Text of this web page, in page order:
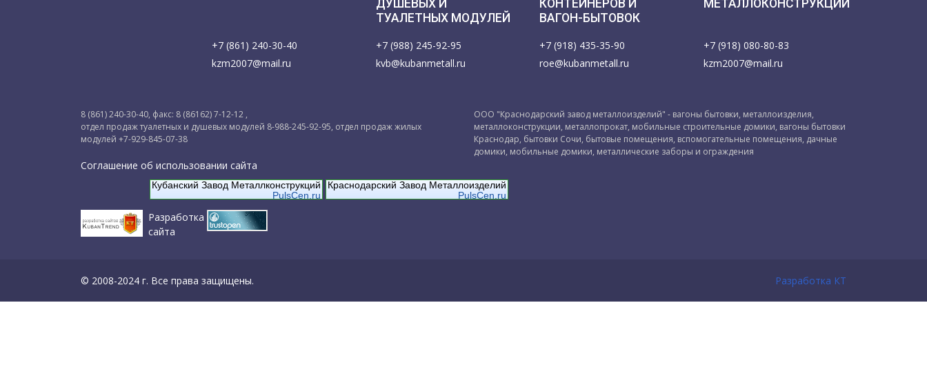
+7 (861) 240-30-40
kzm2007@mail.ru
ДУШЕВЫХ И
ТУАЛЕТНЫХ МОДУЛЕЙ
+7 (988) 245-92-95
kvb@kubanmetall.ru
КОНТЕЙНЕРОВ И
ВАГОН-БЫТОВОК
+7 (918) 435-35-90
roe@kubanmetall.ru
МЕТАЛЛОКОНСТРУКЦИЙ
+7 (918) 080-80-83
kzm2007@mail.ru
8 (861) 240-30-40, факс: 8 (86162) 7-12-12 ,
отдел продаж туалетных и душевых модулей 8-988-245-92-95, отдел продаж жилых
модулей +7-929-845-07-38
Соглашение об использовании сайта
ООО "Краснодарский завод металлоизделий" - вагоны бытовки, металлоизделия,
металлоконструкции, металлопрокат, мобильные строительные домики, вагоны бытовки
Краснодар, бытовки Сочи, бытовые помещения, вспомогательные помещения, дачные
домики, мобильные домики, металлические заборы и ограждения
Кубанский Завод Металлконструкций
PulsCen.ru
Краснодарский Завод Металлоизделий
PulsCen.ru
Разработка
сайта
© 2008-2024 г. Все права защищены. Разработка КТ